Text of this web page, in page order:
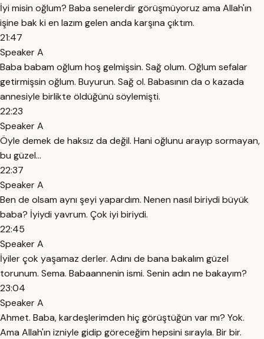
İyi misin oğlum? Baba senelerdir görüşmüyoruz ama Allah'ın
işine bak ki en lazım gelen anda karşına çıktım.
21:47
Speaker A
Baba babam oğlum hoş gelmişsin. Sağ olum. Oğlum sefalar
getirmişsin oğlum. Buyurun. Sağ ol. Babasının da o kazada
annesiyle birlikte öldüğünü söylemişti.
22:23
Speaker A
Öyle demek de haksız da değil. Hani oğlunu arayıp sormayan,
bu güzel...
22:37
Speaker A
Ben de olsam aynı şeyi yapardım. Nenen nasıl biriydi büyük
baba? İyiydi yavrum. Çok iyi biriydi.
22:45
Speaker A
İyiler çok yaşamaz derler. Adını de bana bakalım güzel
torunum. Sema. Babaannenin ismi. Senin adın ne bakayım?
23:04
Speaker A
Ahmet. Baba, kardeşlerimden hiç görüştüğün var mı? Yok.
Ama Allah'ın izniyle gidip göreceğim hepsini sırayla. Bir bir.